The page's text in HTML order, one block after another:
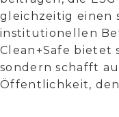
gleichzeitig einen
institutionellen
Clean+Safe
sondern schafft
Öffentlichkeit,